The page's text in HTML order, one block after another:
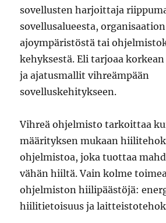
sovellusten harjoittaja
sovellusalueesta,
ajoympäristöstä tai
kehyksestä. Eli tarjoaa
ja ajatusmallit vihreämpään
sovelluskehitykseen.
Vihreä ohjelmisto tarkoittaa
määrityksen mukaan
ohjelmistoa, joka tuottaa
vähän hiiltä. Vain kolme
ohjelmiston hiilipäästöjä:
hiilitietoisuus ja